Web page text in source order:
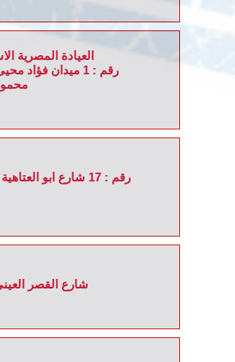
العيادة المصرية
رقم : 1 ميدان
رقم : 17 شارع ابو
شارع القصر